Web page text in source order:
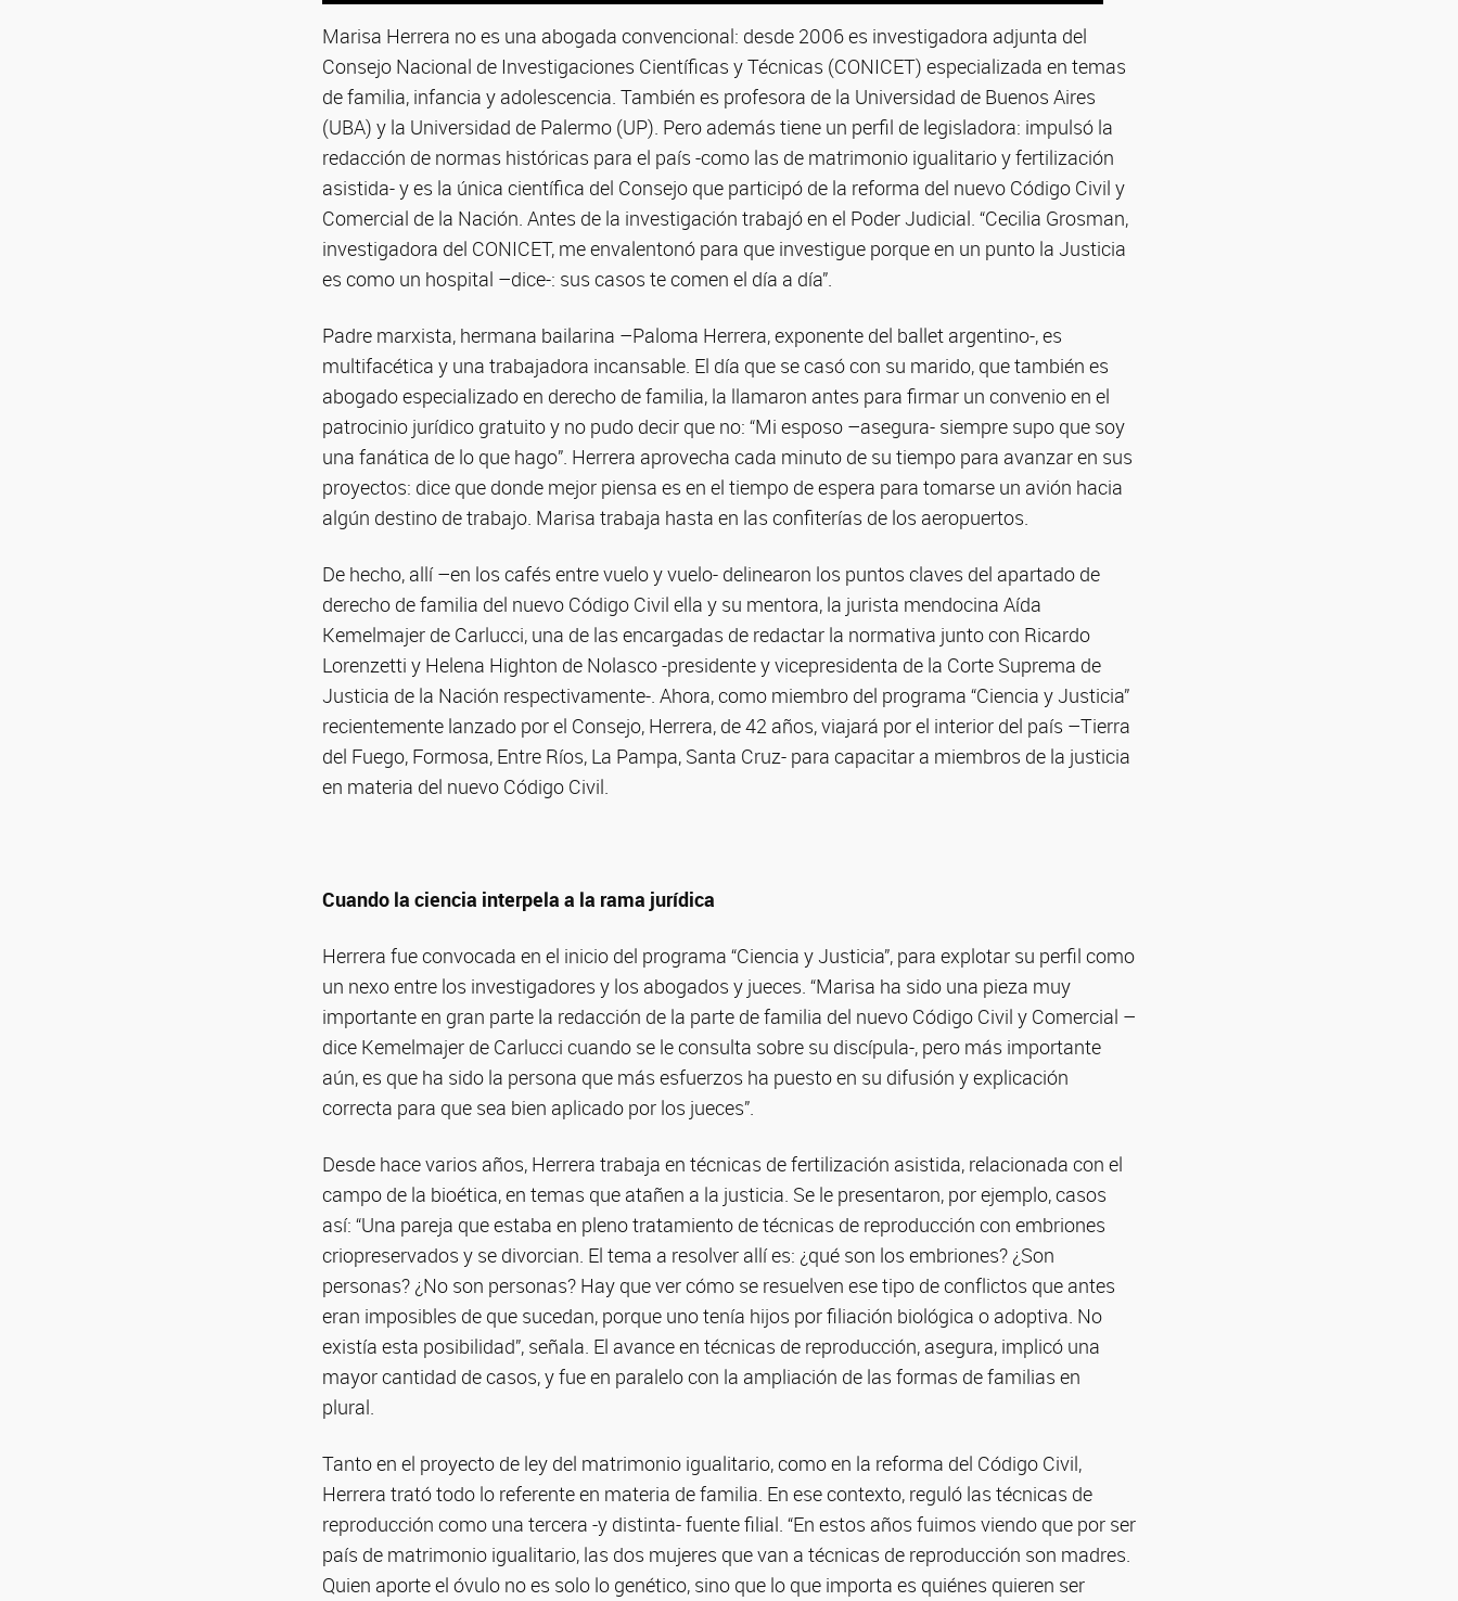
Marisa Herrera no es una abogada convencional: desde 2006 es investigadora adjunta del
Consejo Nacional de Investigaciones Científicas y Técnicas (CONICET) especializada en temas
de familia, infancia y adolescencia. También es profesora de la Universidad de Buenos Aires
(UBA) y la Universidad de Palermo (UP). Pero además tiene un perfil de legisladora: impulsó la
redacción de normas históricas para el país -como las de matrimonio igualitario y fertilización
asistida- y es la única científica del Consejo que participó de la reforma del nuevo Código Civil y
Comercial de la Nación. Antes de la investigación trabajó en el Poder Judicial. “Cecilia Grosman,
investigadora del CONICET, me envalentonó para que investigue porque en un punto la Justicia
es como un hospital –dice-: sus casos te comen el día a día”.
Padre marxista, hermana bailarina –Paloma Herrera, exponente del ballet argentino-, es
multifacética y una trabajadora incansable. El día que se casó con su marido, que también es
abogado especializado en derecho de familia, la llamaron antes para firmar un convenio en el
patrocinio jurídico gratuito y no pudo decir que no: “Mi esposo –asegura- siempre supo que soy
una fanática de lo que hago”. Herrera aprovecha cada minuto de su tiempo para avanzar en sus
proyectos: dice que donde mejor piensa es en el tiempo de espera para tomarse un avión hacia
algún destino de trabajo. Marisa trabaja hasta en las confiterías de los aeropuertos.
De hecho, allí –en los cafés entre vuelo y vuelo- delinearon los puntos claves del apartado de
derecho de familia del nuevo Código Civil ella y su mentora, la jurista mendocina Aída
Kemelmajer de Carlucci, una de las encargadas de redactar la normativa junto con Ricardo
Lorenzetti y Helena Highton de Nolasco -presidente y vicepresidenta de la Corte Suprema de
Justicia de la Nación respectivamente-. Ahora, como miembro del programa “Ciencia y Justicia”
recientemente lanzado por el Consejo, Herrera, de 42 años, viajará por el interior del país –Tierra
del Fuego, Formosa, Entre Ríos, La Pampa, Santa Cruz- para capacitar a miembros de la justicia
en materia del nuevo Código Civil.
Cuando la ciencia interpela a la rama jurídica
Herrera fue convocada en el inicio del programa “Ciencia y Justicia”, para explotar su perfil como
un nexo entre los investigadores y los abogados y jueces. “Marisa ha sido una pieza muy
importante en gran parte la redacción de la parte de familia del nuevo Código Civil y Comercial –
dice Kemelmajer de Carlucci cuando se le consulta sobre su discípula-, pero más importante
aún, es que ha sido la persona que más esfuerzos ha puesto en su difusión y explicación
correcta para que sea bien aplicado por los jueces”.
Desde hace varios años, Herrera trabaja en técnicas de fertilización asistida, relacionada con el
campo de la bioética, en temas que atañen a la justicia. Se le presentaron, por ejemplo, casos
así: “Una pareja que estaba en pleno tratamiento de técnicas de reproducción con embriones
criopreservados y se divorcian. El tema a resolver allí es: ¿qué son los embriones? ¿Son
personas? ¿No son personas? Hay que ver cómo se resuelven ese tipo de conflictos que antes
eran imposibles de que sucedan, porque uno tenía hijos por filiación biológica o adoptiva. No
existía esta posibilidad”, señala. El avance en técnicas de reproducción, asegura, implicó una
mayor cantidad de casos, y fue en paralelo con la ampliación de las formas de familias en
plural.
Tanto en el proyecto de ley del matrimonio igualitario, como en la reforma del Código Civil,
Herrera trató todo lo referente en materia de familia. En ese contexto, reguló las técnicas de
reproducción como una tercera -y distinta- fuente filial. “En estos años fuimos viendo que por ser
país de matrimonio igualitario, las dos mujeres que van a técnicas de reproducción son madres.
Quien aporte el óvulo no es solo lo genético, sino que lo que importa es quiénes quieren ser